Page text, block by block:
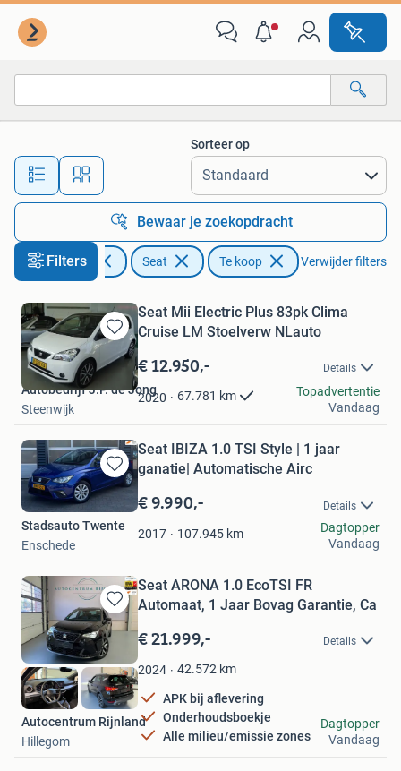
Alle afstanden…
Sorteer op
Bewaar je zoekopdracht
Filters
Auto's Seat Te koop Verwijder filters
Bewaren
in
Mijn
Favorieten
Seat Mii Electric Plus 83pk Clima
Cruise LM Stoelverw NLauto
€ 12.950,- Details
2020 67.781 km
Autobedrijf J.P. de Jong
Steenwijk
Topadvertentie
Vandaag
Bewaren
in
Mijn
Favorieten
Seat IBIZA 1.0 TSI Style | 1 jaar
ganatie| Automatische Airc
€ 9.990,- Details
2017 107.945 km
Stadsauto Twente
Enschede
Dagtopper
Vandaag
Bewaren
in
Mijn
Favorieten
Seat ARONA 1.0 EcoTSI FR
Automaat, 1 Jaar Bovag Garantie, Ca
€ 21.999,- Details
2024 42.572 km
APK bij aflevering
Onderhoudsboekje
Alle milieu/emissie zones
Autocentrum Rijnland
Hillegom
Dagtopper
Vandaag